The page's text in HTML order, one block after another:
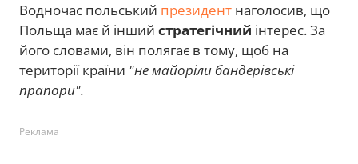
Водночас польський президент наголосив, що
Польща має й інший стратегічний інтерес. За
його словами, він полягає в тому, щоб на
території країни "не майоріли бандерівські
прапори".
Реклама